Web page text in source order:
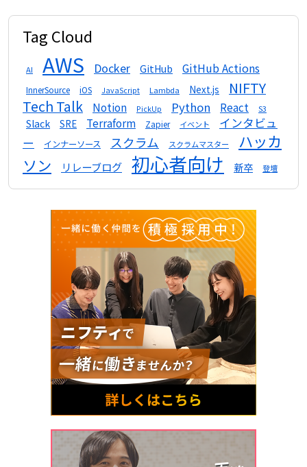
Tag Cloud
AI AWS Docker GitHub GitHub Actions
InnerSource iOS JavaScript Lambda Next.js
NIFTY
Tech Talk
Notion PickUp Python React S3
Slack SRE Terraform Zapier イベント
インタビュ
ー
インナーソース スクラム スクラムマスター
ハッカ
ソン
リレーブログ 初心者向け 新卒 登壇